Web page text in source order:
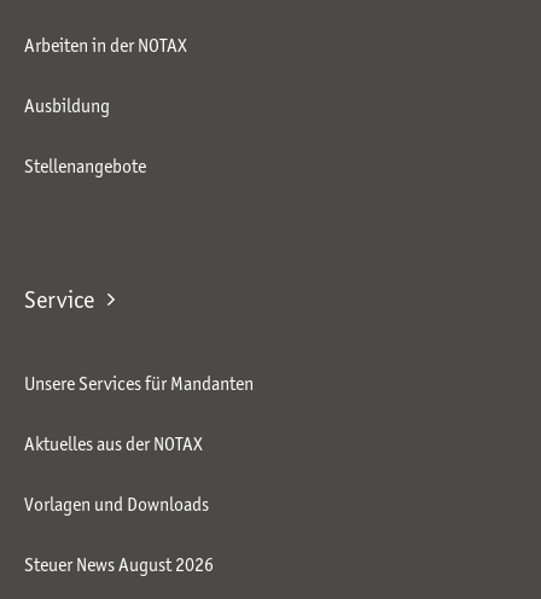
Arbeiten in der NOTAX
Ausbildung
Stellenangebote
Service
Unsere Services für Mandanten
Aktuelles aus der NOTAX
Vorlagen und Downloads
Steuer News August 2026